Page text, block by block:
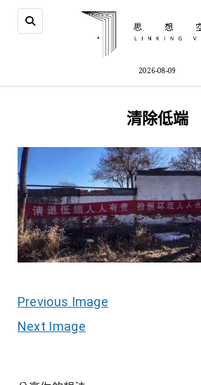
2026-08-09
清除低端
Previous Image
Next Image